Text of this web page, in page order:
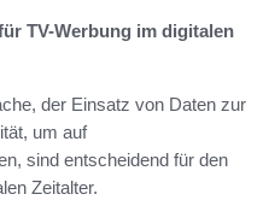
TV-Werbung im digitalen
der Einsatz von Daten zur
um auf
sind entscheidend für den
Zeitalter.